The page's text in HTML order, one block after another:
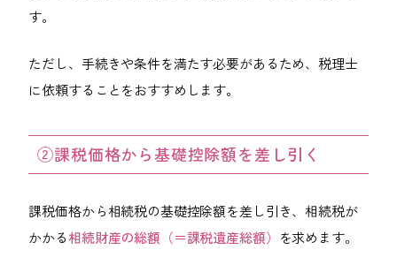
す。
ただし、手続きや条件を満たす必要があるため、税理士
に依頼することをおすすめします。
②課税価格から基礎控除額を差し引く
課税価格から相続税の基礎控除額を差し引き、相続税が
かかる相続財産の総額（＝課税遺産総額） を求めます。